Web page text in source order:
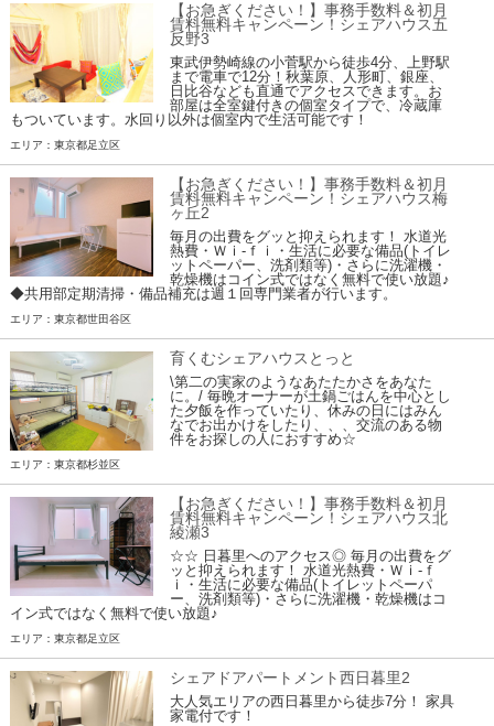
【お急ぎください！】事務手数料＆初月
賃料無料キャンペーン！シェアハウス五
反野3
東武伊勢崎線の小菅駅から徒歩4分、上野駅
まで電車で12分！秋葉原、人形町、銀座、
日比谷なども直通でアクセスできます。お
部屋は全室鍵付きの個室タイプで、冷蔵庫
もついています。水回り以外は個室内で生活可能です！
エリア：東京都足立区
【お急ぎください！】事務手数料＆初月
賃料無料キャンペーン！シェアハウス梅
ヶ丘2
毎月の出費をグッと抑えられます！ 水道光
熱費・Ｗｉ-ｆｉ・生活に必要な備品(トイレ
ットペーパー、洗剤類等)・さらに洗濯機・
乾燥機はコイン式ではなく無料で使い放題♪
◆共用部定期清掃・備品補充は週１回専門業者が行います。
エリア：東京都世田谷区
育くむシェアハウスとっと
\第二の実家のようなあたたかさをあなた
に。/ 毎晩オーナーが土鍋ごはんを中心とし
た夕飯を作っていたり、休みの日にはみん
なでお出かけをしたり、、、交流のある物
件をお探しの人におすすめ☆
エリア：東京都杉並区
【お急ぎください！】事務手数料＆初月
賃料無料キャンペーン！シェアハウス北
綾瀬3
☆☆ 日暮里へのアクセス◎ 毎月の出費をグ
ッと抑えられます！ 水道光熱費・Ｗｉ-ｆ
ｉ・生活に必要な備品(トイレットペーパ
ー、洗剤類等)・さらに洗濯機・乾燥機はコ
イン式ではなく無料で使い放題♪
エリア：東京都足立区
シェアドアパートメント西日暮里2
大人気エリアの西日暮里から徒歩7分！ 家具
家電付です！